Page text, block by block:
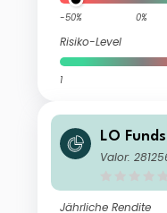
-50% 0%
Risiko-Level
1
LO
quity
Valor:
Jährliche Rendite